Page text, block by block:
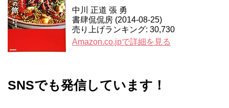
中川 正道 張 勇
書肆侃侃房 (2014-08-25)
売り上げランキング: 30,730
Amazon.co.jpで詳細を見る
SNSでも発信しています！